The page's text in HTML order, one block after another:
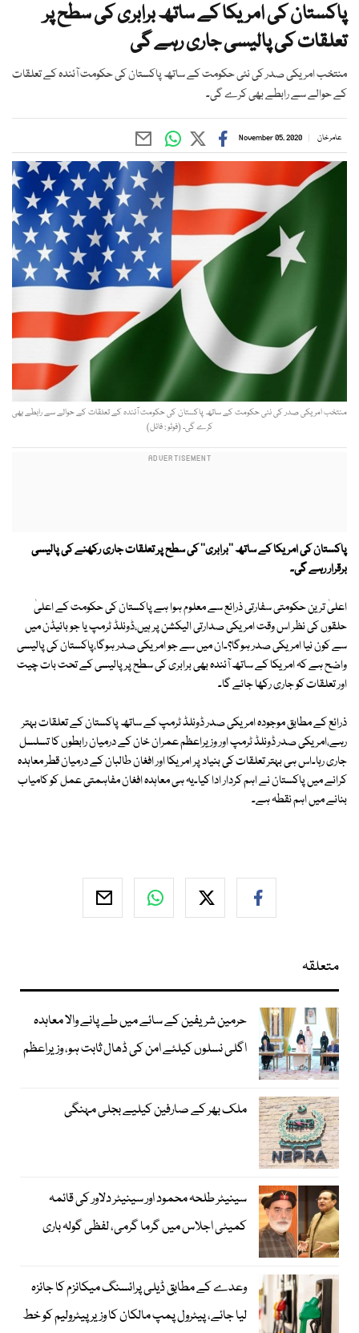
پاکستان کی امریکا کے ساتھ برابری کی سطح پر
تعلقات کی پالیسی جاری رہے گی
منتخب امریکی صدر کی نئی حکومت کے ساتھ پاکستان کی حکومت آئندہ کے تعلقات
کے حوالے سے رابطے بھی کرے گی۔
عامر خان November 05, 2020
منتخب امریکی صدر کی نئی حکومت کے ساتھ پاکستان کی حکومت آئندہ کے تعلقات کے حوالے سے رابطے بھی
کرے گی۔ (فوٹو : فائل)
پاکستان کی امریکا کے ساتھ ''برابری'' کی سطح پر تعلقات جاری رکھنے کی پالیسی
برقرار رہے گی۔
اعلیٰ ترین حکومتی سفارتی ذرائع سے معلوم ہوا ہے پاکستان کی حکومت کے اعلیٰ
حلقوں کی نظر اس وقت امریکی صدارتی الیکشن پر ہیں،ڈونلڈ ٹرمپ یا جو بائیڈن میں
سے کون نیا امریکی صدر ہوگا؟۔ان میں سے جو امریکی صدر ہوگا،پاکستان کی پالیسی
واضح ہے کہ امریکا کے ساتھ آئندہ بھی برابری کی سطح پر پالیسی کے تحت بات چیت
اور تعلقات کو جاری رکھا جائے گا۔
ذرائع کے مطابق موجودہ امریکی صدر ڈونلڈ ٹرمپ کے ساتھ پاکستان کے تعلقات بہتر
رہے،امریکی صدر ڈونلڈ ٹرمپ اور وزیراعظم عمران خان کے درمیان رابطوں کا تسلسل
جاری رہا۔اس ہی بہتر تعلقات کی بنیاد پر امریکا اور افغان طالبان کے درمیان قطر معاہدہ
کرانے میں پاکستان نے اہم کردار ادا کیا۔یہ ہی معاہدہ افغان مفاہمتی عمل کو کامیاب
بنانے میں اہم نقطہ ہے۔
متعلقہ
حرمین شریفین کے سائے میں طے پانے والا معاہدہ
اگلی نسلوں کیلئے امن کی ڈھال ثابت ہو، وزیراعظم
ملک بھر کے صارفین کیلیے بجلی مہنگی
سینیٹر طلحہ محمود اور سینیٹر دلاور کی قائمہ
کمیٹی اجلاس میں گرما گرمی، لفظی گولہ باری
وعدے کے مطابق ڈیلی پرائسنگ میکانزم کا جائزہ
لیا جائے، پیٹرول پمپ مالکان کا وزیرپیٹرولیم کو خط